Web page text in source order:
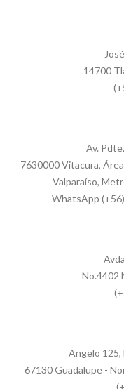
14700
Av.
7630000 Vitacura,
Valparaíso,
WhatsApp
No.4402
Angelo 125,
67130 Guadalupe -